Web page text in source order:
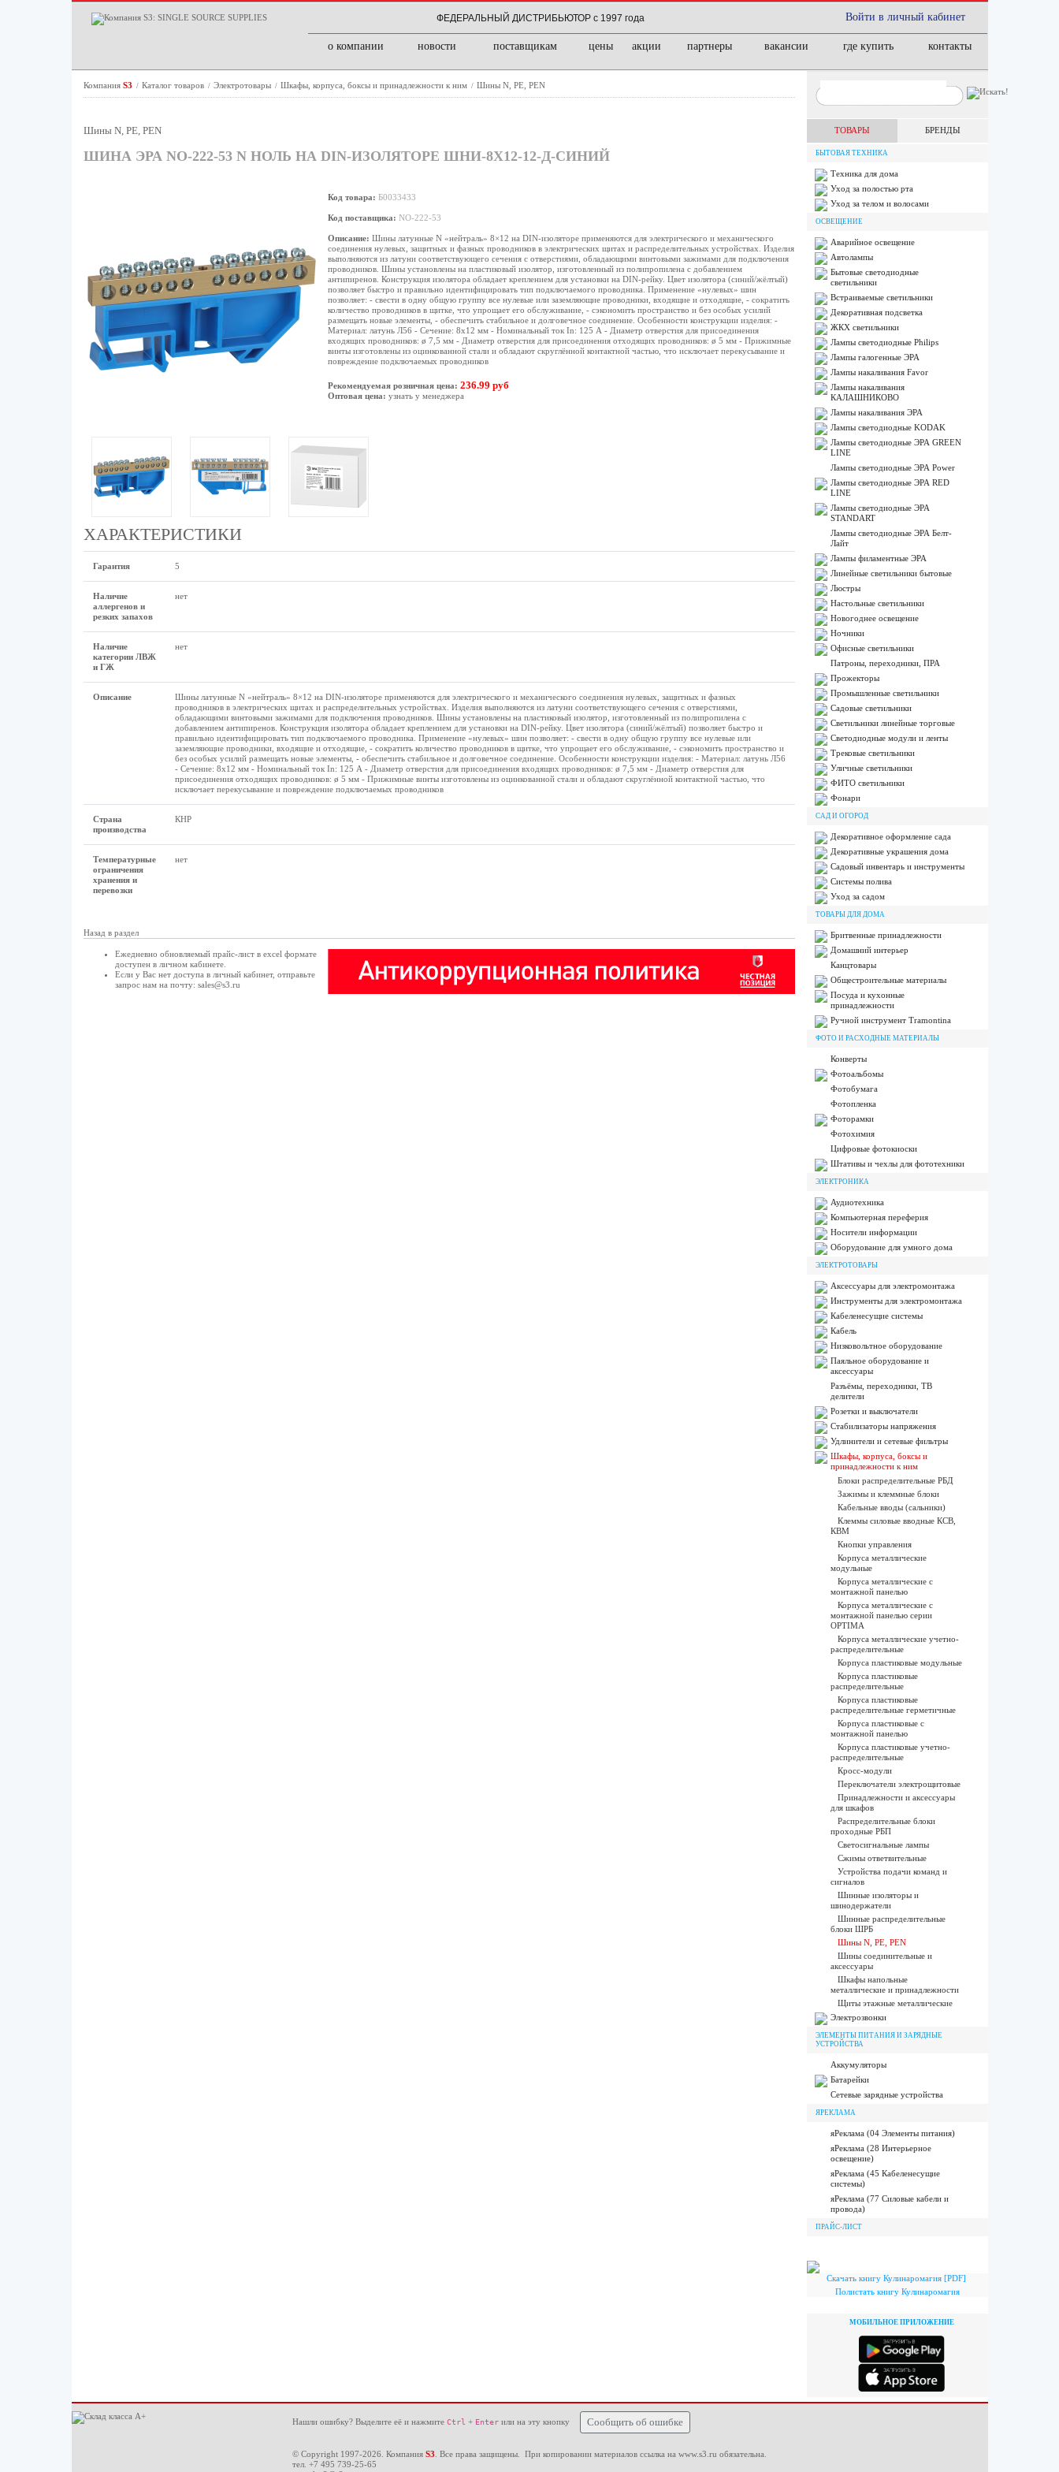
Войти в личный кабинет
ФЕДЕРАЛЬНЫЙ ДИСТРИБЬЮТОР с 1997 года
о компании новости поставщикам цены акции партнеры вакансии где купить контакты
Компания S3 / Каталог товаров / Электротовары / Шкафы, корпуса, боксы и принадлежности к ним / Шины N, PE, PEN
Шины N, PE, PEN
ШИНА ЭРА NO-222-53 N НОЛЬ НА DIN-ИЗОЛЯТОРЕ ШНИ-8Х12-12-Д-СИНИЙ
Код товара: Б0033433
Код поставщика: NO-222-53
Описание: Шины латунные N «нейтраль» 8×12 на DIN-изоляторе применяются для электрического и механического
соединения нулевых, защитных и фазных проводников в электрических щитах и распределительных устройствах. Изделия
выполняются из латуни соответствующего сечения с отверстиями, обладающими винтовыми зажимами для подключения
проводников. Шины установлены на пластиковый изолятор, изготовленный из полипропилена с добавлением
антипиренов. Конструкция изолятора обладает креплением для установки на DIN-рейку. Цвет изолятора (синий/жёлтый)
позволяет быстро и правильно идентифицировать тип подключаемого проводника. Применение «нулевых» шин
позволяет: - свести в одну общую группу все нулевые или заземляющие проводники, входящие и отходящие, - сократить
количество проводников в щитке, что упрощает его обслуживание, - сэкономить пространство и без особых усилий
размещать новые элементы, - обеспечить стабильное и долговечное соединение. Особенности конструкции изделия: -
Материал: латунь Л56 - Сечение: 8х12 мм - Номинальный ток In: 125 А - Диаметр отверстия для присоединения
входящих проводников: ø 7,5 мм - Диаметр отверстия для присоединения отходящих проводников: ø 5 мм - Прижимные
винты изготовлены из оцинкованной стали и обладают скруглённой контактной частью, что исключает перекусывание и
повреждение подключаемых проводников
Рекомендуемая розничная цена: 236.99 руб
Оптовая цена: узнать у менеджера
ХАРАКТЕРИСТИКИ
Гарантия 5
Наличие
аллергенов и
резких запахов
нет
Наличие
категории ЛВЖ
и ГЖ
нет
Описание
Шины латунные N «нейтраль» 8×12 на DIN-изоляторе применяются для электрического и механического соединения нулевых, защитных и фазных
проводников в электрических щитах и распределительных устройствах. Изделия выполняются из латуни соответствующего сечения с отверстиями,
обладающими винтовыми зажимами для подключения проводников. Шины установлены на пластиковый изолятор, изготовленный из полипропилена с
добавлением антипиренов. Конструкция изолятора обладает креплением для установки на DIN-рейку. Цвет изолятора (синий/жёлтый) позволяет быстро и
правильно идентифицировать тип подключаемого проводника. Применение «нулевых» шин позволяет: - свести в одну общую группу все нулевые или
заземляющие проводники, входящие и отходящие, - сократить количество проводников в щитке, что упрощает его обслуживание, - сэкономить пространство и
без особых усилий размещать новые элементы, - обеспечить стабильное и долговечное соединение. Особенности конструкции изделия: - Материал: латунь Л56
- Сечение: 8х12 мм - Номинальный ток In: 125 А - Диаметр отверстия для присоединения входящих проводников: ø 7,5 мм - Диаметр отверстия для
присоединения отходящих проводников: ø 5 мм - Прижимные винты изготовлены из оцинкованной стали и обладают скруглённой контактной частью, что
исключает перекусывание и повреждение подключаемых проводников
Страна
производства
КНР
Температурные
ограничения
хранения и
перевозки
нет
Назад в раздел
Ежедневно обновляемый прайс-лист в excel формате
доступен в личном кабинете.
Если у Вас нет доступа в личный кабинет, отправьте
запрос нам на почту: sales@s3.ru
ТОВАРЫ БРЕНДЫ
БЫТОВАЯ ТЕХНИКА
Техника для дома
Уход за полостью рта
Уход за телом и волосами
ОСВЕЩЕНИЕ
Аварийное освещение
Автолампы
Бытовые светодиодные
светильники
Встраиваемые светильники
Декоративная подсветка
ЖКХ светильники
Лампы cветодиодные Philips
Лампы галогенные ЭРА
Лампы накаливания Favor
Лампы накаливания
КАЛАШНИКОВО
Лампы накаливания ЭРА
Лампы светодиодные KODAK
Лампы светодиодные ЭРА GREEN
LINE
Лампы светодиодные ЭРА Power
Лампы светодиодные ЭРА RED
LINE
Лампы светодиодные ЭРА
STANDART
Лампы светодиодные ЭРА Белт-
Лайт
Лампы филаментные ЭРА
Линейные светильники бытовые
Люстры
Настольные светильники
Новогоднее освещение
Ночники
Офисные светильники
Патроны, переходники, ПРА
Прожекторы
Промышленные светильники
Садовые светильники
Светильники линейные торговые
Светодиодные модули и ленты
Трековые светильники
Уличные светильники
ФИТО светильники
Фонари
САД И ОГОРОД
Декоративное оформление сада
Декоративные украшения дома
Садовый инвентарь и инструменты
Системы полива
Уход за садом
ТОВАРЫ ДЛЯ ДОМА
Бритвенные принадлежности
Домашний интерьер
Канцтовары
Общестроительные материалы
Посуда и кухонные
принадлежности
Ручной инструмент Tramontina
ФОТО И РАСХОДНЫЕ МАТЕРИАЛЫ
Конверты
Фотоальбомы
Фотобумага
Фотопленка
Фоторамки
Фотохимия
Цифровые фотокиоски
Штативы и чехлы для фототехники
ЭЛЕКТРОНИКА
Аудиотехника
Компьютерная переферия
Носители информации
Оборудование для умного дома
ЭЛЕКТРОТОВАРЫ
Аксессуары для электромонтажа
Инструменты для электромонтажа
Кабеленесущие системы
Кабель
Низковольтное оборудование
Паяльное оборудование и
аксессуары
Разъёмы, переходники, ТВ
делители
Розетки и выключатели
Стабилизаторы напряжения
Удлинители и сетевые фильтры
Шкафы, корпуса, боксы и
принадлежности к ним
Блоки распределительные РБД
Зажимы и клеммные блоки
Кабельные вводы (сальники)
Клеммы силовые вводные КСВ,
КВМ
Кнопки управления
Корпуса металлические
модульные
Корпуса металлические с
монтажной панелью
Корпуса металлические с
монтажной панелью серии
OPTIMA
Корпуса металлические учетно-
распределительные
Корпуса пластиковые модульные
Корпуса пластиковые
распределительные
Корпуса пластиковые
распределительные герметичные
Корпуса пластиковые с
монтажной панелью
Корпуса пластиковые учетно-
распределительные
Кросс-модули
Переключатели электрощитовые
Принадлежности и аксессуары
для шкафов
Распределительные блоки
проходные РБП
Светосигнальные лампы
Сжимы ответвительные
Устройства подачи команд и
сигналов
Шинные изоляторы и
шинодержатели
Шинные распределительные
блоки ШРБ
Шины N, PE, PEN
Шины соединительные и
аксессуары
Шкафы напольные
металлические и принадлежности
Щиты этажные металлические
Электрозвонки
ЭЛЕМЕНТЫ ПИТАНИЯ И ЗАРЯДНЫЕ
УСТРОЙСТВА
Аккумуляторы
Батарейки
Сетевые зарядные устройства
ЯРЕКЛАМА
яРеклама (04 Элементы питания)
яРеклама (28 Интерьерное
освещение)
яРеклама (45 Кабеленесущие
системы)
яРеклама (77 Силовые кабели и
провода)
ПРАЙС-ЛИСТ
Скачать книгу Кулинаромагия [PDF]
Полистать книгу Кулинаромагия
МОБИЛЬНОЕ ПРИЛОЖЕНИЕ
Нашли ошибку? Выделите её и нажмите Ctrl + Enterили на эту кнопку Сообщить об ошибке
© Copyright 1997-2026. Компания S3 . Все права защищены. При копировании материалов ссылка на www.s3.ru обязательна.
тел. +7 495 739-25-65